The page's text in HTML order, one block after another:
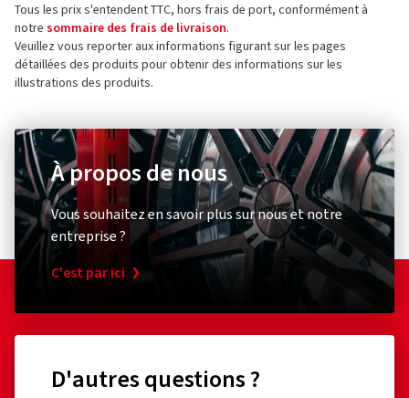
Tous les prix s'entendent TTC, hors frais de port, conformément à
notre sommaire des frais de livraison.
Veuillez vous reporter aux informations figurant sur les pages
détaillées des produits pour obtenir des informations sur les
illustrations des produits.
À propos de nous
Vous souhaitez en savoir plus sur nous et notre
entreprise ?
C'est par ici
D'autres questions ?